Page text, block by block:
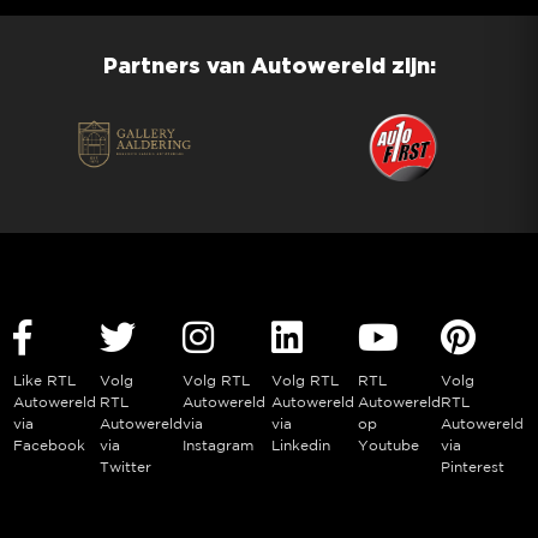
Partners van Autowereld zijn:
Like RTL
Autowereld
via
Facebook
Volg
RTL
Autowereld
via
Twitter
Volg RTL
Autowereld
via
Instagram
Volg RTL
Autowereld
via
Linkedin
RTL
Autowereld
op
Youtube
Volg
RTL
Autowereld
via
Pinterest